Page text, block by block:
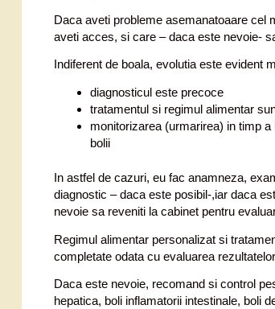
Daca aveti probleme asemanatoaare cel
aveti acces, si care – daca este nevoie-
Indiferent de boala, evolutia este evident
diagnosticul este precoce
tratamentul si regimul alimentar
monitorizarea (urmarirea) in timp
bolii
In astfel de cazuri, eu fac anamneza,
diagnostic – daca este posibil-,iar daca
nevoie sa reveniti la cabinet pentru
Regimul alimentar personalizat si
completate odata cu evaluarea
Daca este nevoie, recomand si control
hepatica, boli inflamatorii intestinale, boli